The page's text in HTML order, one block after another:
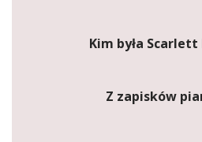
Kim była
Z zapisków